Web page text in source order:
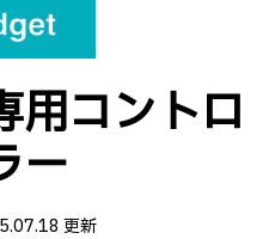
用コントロ
ー
更新